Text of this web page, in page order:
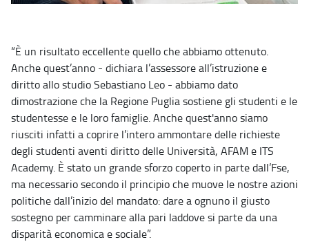
“È un risultato eccellente quello che abbiamo ottenuto.
Anche quest’anno - dichiara l’assessore all’istruzione e
diritto allo studio Sebastiano Leo - abbiamo dato
dimostrazione che la Regione Puglia sostiene gli studenti e le
studentesse e le loro famiglie. Anche quest'anno siamo
riusciti infatti a coprire l’intero ammontare delle richieste
degli studenti aventi diritto delle Università, AFAM e ITS
Academy. È stato un grande sforzo coperto in parte dall’Fse,
ma necessario secondo il principio che muove le nostre azioni
politiche dall’inizio del mandato: dare a ognuno il giusto
sostegno per camminare alla pari laddove si parte da una
disparità economica e sociale”.